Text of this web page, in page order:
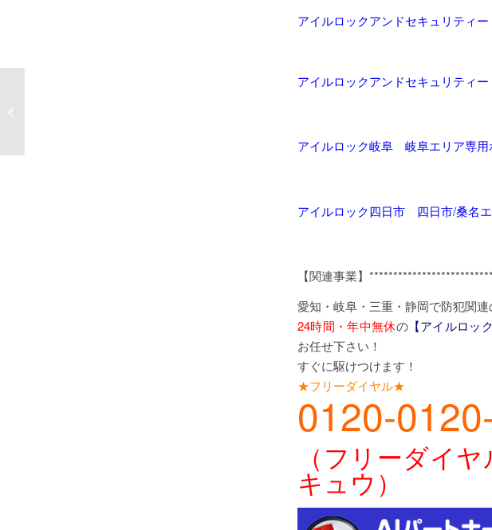
アイルロックアンドセキュリティ
アイルロックアンドセキュリティ
アイルロック岐阜 岐阜エリア専用
アイルロック四日市 四日市/桑名
【関連事業】
愛知・岐阜・三重・静岡で防犯関連
24時間・年中無休の【アイルロッ
お任せ下さい！
すぐに駆けつけます！
★フリーダイヤル★
0120-
（フリーダイ
キュウ）